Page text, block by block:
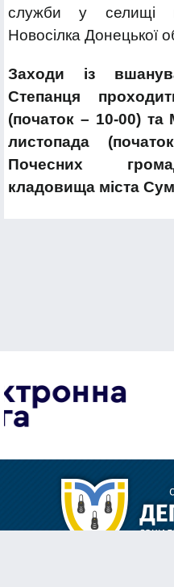
служби у селищі
Новосілка Донецької
Заходи із
Степанця
(початок – 10-00)
листопада
Почесних
кладовища міста